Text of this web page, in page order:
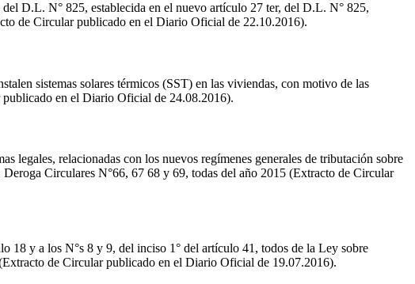
D.L. N° 825, establecida en el nuevo artículo 27 ter, del D.L. N° 825,
de Circular publicado en el Diario Oficial de 22.10.2016).
sistemas solares térmicos (SST) en las viviendas, con motivo de las
en el Diario Oficial de 24.08.2016).
legales, relacionadas con los nuevos regímenes generales de tributación sobre
Circulares N°66, 67 68 y 69, todas del año 2015 (Extracto de Circular
18 y a los N°s 8 y 9, del inciso 1° del artículo 41, todos de la Ley sobre
de Circular publicado en el Diario Oficial de 19.07.2016).